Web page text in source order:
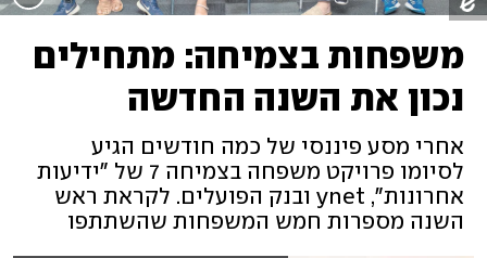
משפחות בצמיחה: מתחילים
נכון את השנה החדשה
אחרי מסע פיננסי של כמה חודשים הגיע
לסיומו פרויקט משפחה בצמיחה 7 של "ידיעות
אחרונות", ynet ובנק הפועלים. לקראת ראש
השנה מספרות חמש המשפחות שהשתתפו